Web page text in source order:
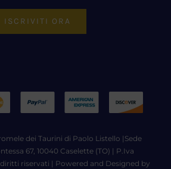
ISCRIVITI ORA
dei Taurini di Paolo Listello |Sede
67, 10040 Caselette (TO) | P.Iva
riservati | Powered and Designed by